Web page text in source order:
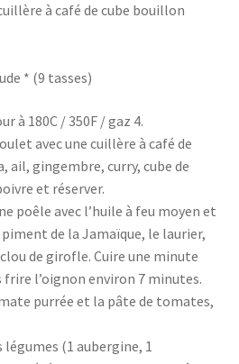
à café de cube bouillon
* (9 tasses)
à 180C / 350F / gaz 4.
avec une cuillère à café de
ail, gingembre, curry, cube de
et réserver.
poêle avec l’huile à feu moyen et
de la Jamaïque, le laurier,
de girofle. Cuire une minute
l’oignon environ 7 minutes.
purrée et la pâte de tomates,
légumes (1 aubergine, 1